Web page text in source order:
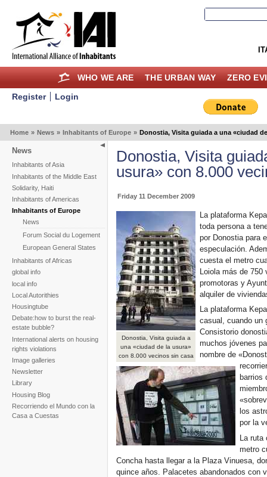
WHO WE ARE THE URBAN WAY ZERO
Register Login
Home » News » Inhabitants of Europe » Donostia, Visita guiada a una «ciudad
News
Inhabitants of Asia
Inhabitants of the Middle East
Solidarity, Haiti
Inhabitants of Americas
Inhabitants of Europe
News
Forum Social du Logement
European General States
Inhabitants of Africas
global info
local info
Local Autorithies
Housingtube
Debate:how to burst the real-
estate bubble?
International alerts on housing
rights violations
Image galleries
Newsletter
Library
Housing Blog
Recorriendo el Mundo con la
Casa a Cuestas
Donostia, Visita
usura» con 8.000
Friday 11 December 2009
Donostia, Visita guiada a
una «ciudad de la usura»
con 8.000 vecinos sin casa
La plataforma
toda persona a
por Donostia para
especulación.
cuesta el metro
Loiola más de
promotoras y
alquiler de
La plataforma
casual, cuando un
Consistorio
muchos jóvenes
nombre de
barrios
los
por la
La
metro
Concha hasta llegar a la Plaza Vinuesa,
quince años. Palacetes abandonados con